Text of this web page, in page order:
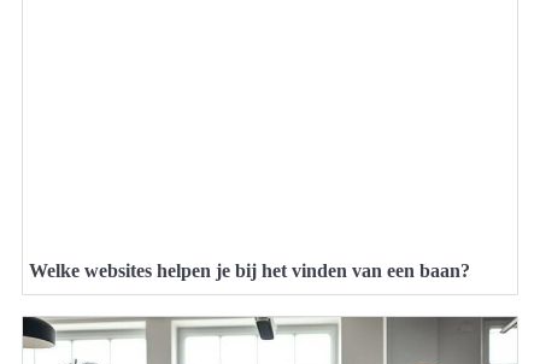
Welke websites helpen je bij het vinden van een baan?